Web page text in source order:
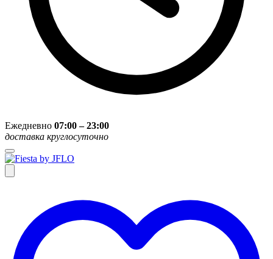
Ежедневно 07:00 – 23:00
доставка круглосуточно